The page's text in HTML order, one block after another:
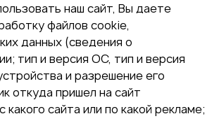
наш сайт, Вы даете
файлов cookie,
данных (сведения о
тип и версия ОС, тип и версия
и разрешение его
откуда пришел на сайт
какого сайта или по какой рекламе;